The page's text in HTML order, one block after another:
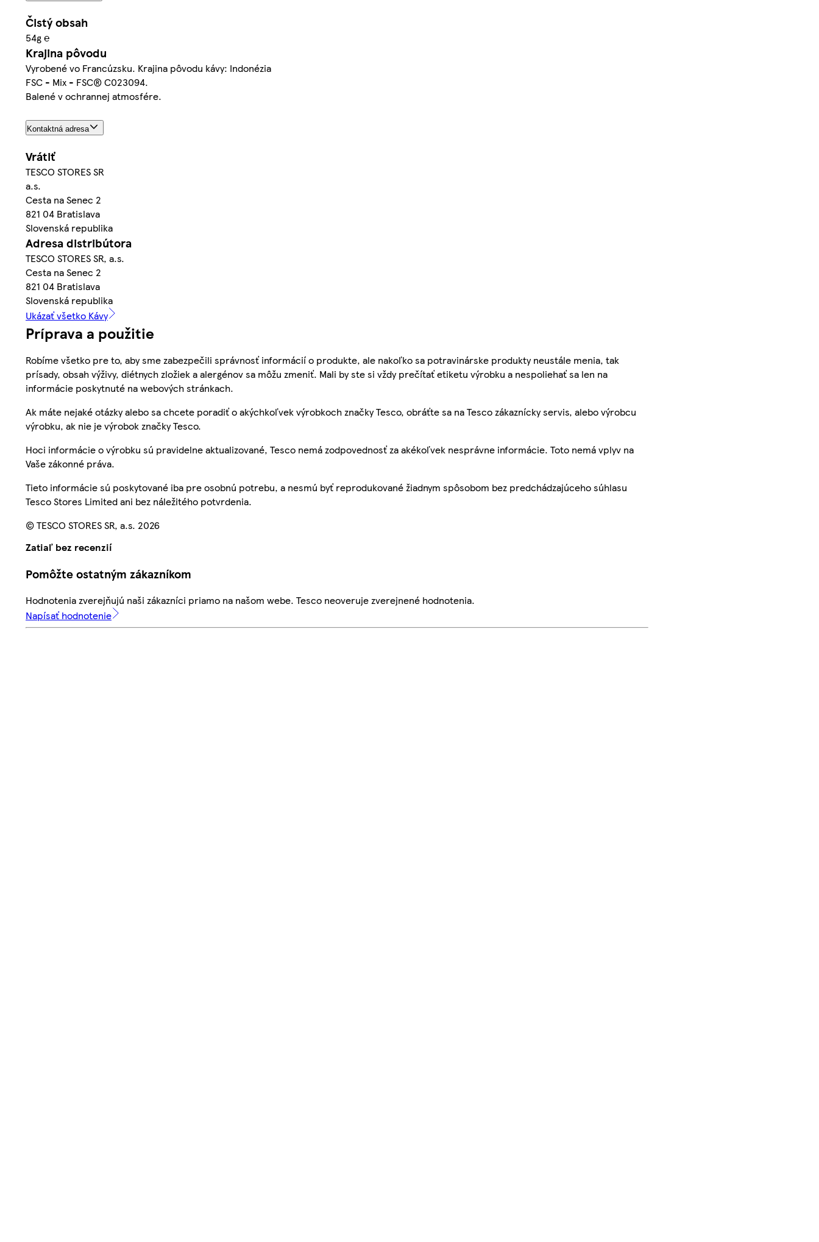
Čistý obsah
54g ℮
Krajina pôvodu
Vyrobené vo Francúzsku. Krajina pôvodu kávy: Indonézia
FSC - Mix - FSC® C023094.
Balené v ochrannej atmosfére.
Kontaktná adresa
Vrátiť
TESCO STORES SR
a.s.
Cesta na Senec 2
821 04 Bratislava
Slovenská republika
Adresa distribútora
TESCO STORES SR, a.s.
Cesta na Senec 2
821 04 Bratislava
Slovenská republika
Ukázať všetko Kávy
Príprava a použitie
Robíme všetko pre to, aby sme zabezpečili správnosť informácií o produkte, ale nakoľko sa potravinárske produkty neustále menia, tak
prísady, obsah výživy, diétnych zložiek a alergénov sa môžu zmeniť. Mali by ste si vždy prečítať etiketu výrobku a nespoliehať sa len na
informácie poskytnuté na webových stránkach.
Ak máte nejaké otázky alebo sa chcete poradiť o akýchkoľvek výrobkoch značky Tesco, obráťte sa na Tesco zákaznícky servis, alebo výrobcu
výrobku, ak nie je výrobok značky Tesco.
Hoci informácie o výrobku sú pravidelne aktualizované, Tesco nemá zodpovednosť za akékoľvek nesprávne informácie. Toto nemá vplyv na
Vaše zákonné práva.
Tieto informácie sú poskytované iba pre osobnú potrebu, a nesmú byť reprodukované žiadnym spôsobom bez predchádzajúceho súhlasu
Tesco Stores Limited ani bez náležitého potvrdenia.
© TESCO STORES SR, a.s. 2026
Zatiaľ bez recenzií
Pomôžte ostatným zákazníkom
Hodnotenia zverejňujú naši zákazníci priamo na našom webe. Tesco neoveruje zverejnené hodnotenia.
Napísať hodnotenie